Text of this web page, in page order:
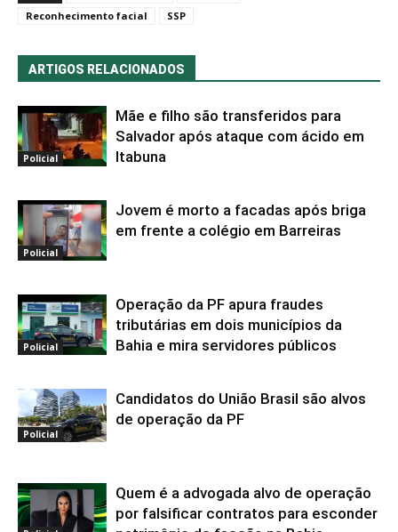
Reconhecimento facial
SSP
ARTIGOS RELACIONADOS
Policial
Mãe e filho são transferidos para
Salvador após ataque com ácido em
Itabuna
Policial
Jovem é morto a facadas após briga
em frente a colégio em Barreiras
Policial
Operação da PF apura fraudes
tributárias em dois municípios da
Bahia e mira servidores públicos
Policial
Candidatos do União Brasil são alvos
de operação da PF
Quem é a advogada alvo de operação
por falsificar contratos para esconder